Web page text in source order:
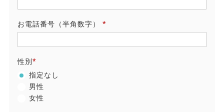
お電話番号（半角数字）
須)
性別
(必
須)
指定なし
男性
女性